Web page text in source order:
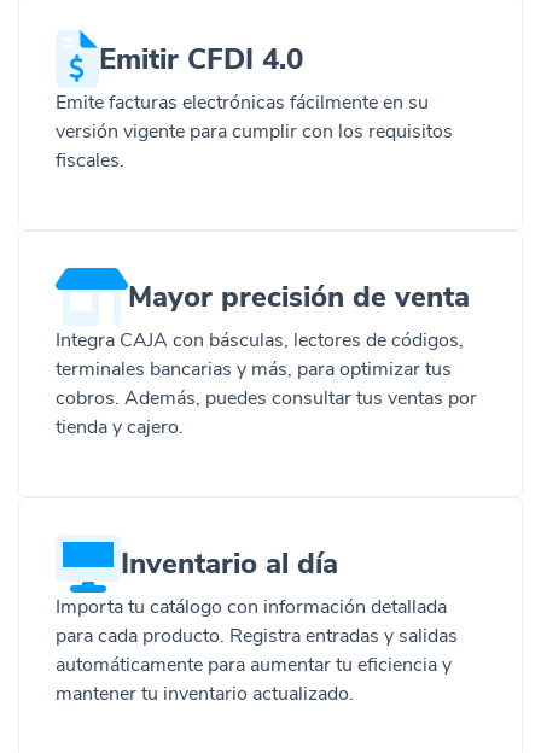
Emitir CFDI 4.0
Emite facturas electrónicas fácilmente en su
versión vigente para cumplir con los requisitos
fiscales.
Mayor precisión de venta
Integra CAJA con básculas, lectores de códigos,
terminales bancarias y más, para optimizar tus
cobros. Además, puedes consultar tus ventas por
tienda y cajero.
Inventario al día
Importa tu catálogo con información detallada
para cada producto. Registra entradas y salidas
automáticamente para aumentar tu eficiencia y
mantener tu inventario actualizado.